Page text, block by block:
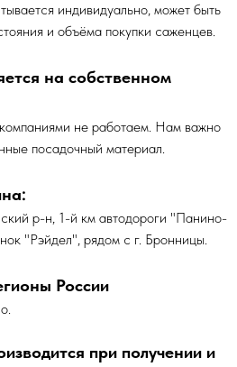
индивидуально, может быть
и объёма покупки саженцев.
на собственном
не работаем. Нам важно
посадочный материал.
р-н, 1-й км автодороги "Панино-
"Рэйдел", рядом с г. Бронницы.
России
при получении и